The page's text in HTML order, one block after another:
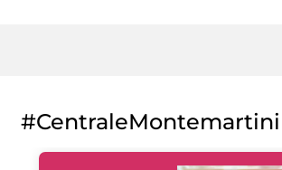
#CentraleMontemartini